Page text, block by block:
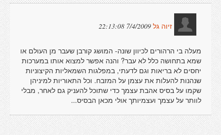
זיוה גל 7/4/2009 22:13:08
מעלה בי הרהורים לכיוון שונה- המושג קורבן שעבר מן העולם או
שמא בתחושה כלל לא עבר? והנה אפשר למצוא אותו במערכות
יחסים לא בריאות וגם לדעתי, במפלגות השמאליות הקיצוניות
שנהנות להעלות את עצמן על המזבח. וכל התאוריות למיניהן
שקמו על בסיס אהבת עצמך כדי שתוכל להעניק גם לאחר, מבלי
לוותר על עצמך ועצמיותך אולי מכאן הבסיס...